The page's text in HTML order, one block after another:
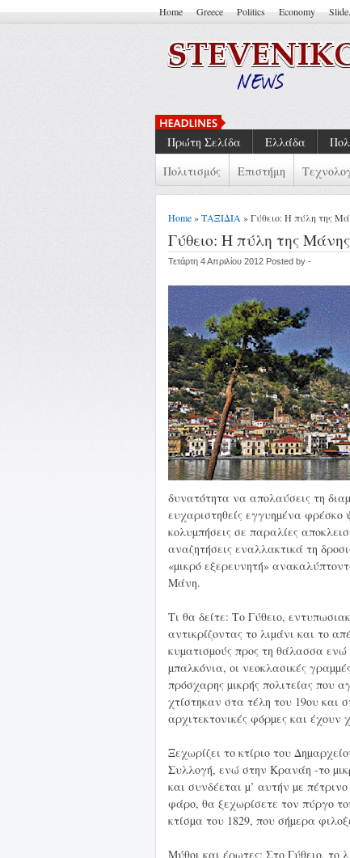
Home Greece Politics Economy
Πρώτη Σελίδα Ελλάδα
Πολιτισμός
Επιστήμη
Home»ΤΑΞΙΔΙΑ » Γύθειο: Η πύλη της
Γύθειο: Η πύλη της Μάνης
Τετάρτη 4 Απριλίου 2012 Posted by -
δυνατότητα να απολαύσεις τη
ευχαριστηθείς εγγυηµένα φρέσκο
κολυµπήσεις σε παραλίες
αναζητήσεις εναλλακτικά τη
«µικρό εξερευνητή»
Μάνη.
Τι θα δείτε: Το Γύθειο,
αντικρίζοντας το λιµάνι και το
κυµατισµούς προς τη θάλασσα ενώ
µπαλκόνια, οι νεοκλασικές
πρόσχαρης µικρής πολιτείας που
χτίστηκαν στα τέλη του 19ου και
αρχιτεκτονικές φόρµες και έχουν
Ξεχωρίζει το κτίριο του
Συλλογή, ενώ στην Κρανάη -το
και συνδέεται µ’ αυτήν µε
φάρο, θα ξεχωρίσετε τον πύργο
κτίσµα του 1829, που σήµερα
Μύθοι και έρωτες: Στο Γύθειο, το